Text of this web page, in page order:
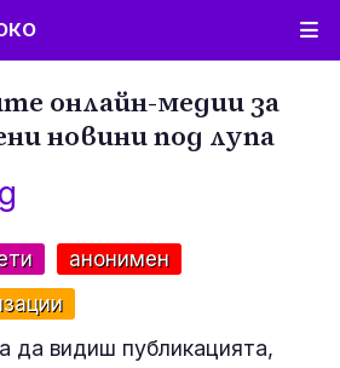
онлайн-медии за
новини под лупа
анонимен
да видиш публикацията,